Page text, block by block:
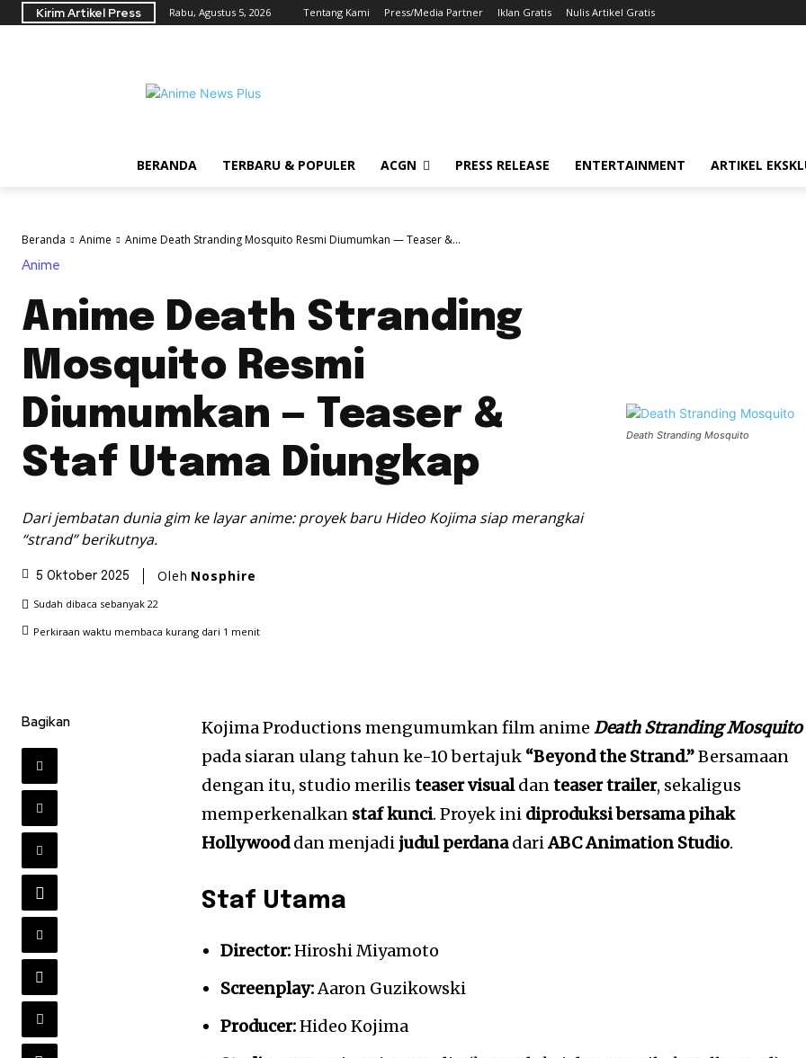
Kirim Artikel Press Rabu, Agustus 5, 2026 Tentang Kami Press/Media Partner Iklan Gratis Nulis Artikel Gratis
BERANDA TERBARU & POPULER ACGN PRESS RELEASE ENTERTAINMENT ARTIKEL
Beranda Anime Anime Death Stranding Mosquito Resmi Diumumkan — Teaser &...
Anime
Anime Death Stranding
Mosquito Resmi
Diumumkan — Teaser &
Staf Utama Diungkap
Dari jembatan dunia gim ke layar anime: proyek baru Hideo Kojima siap merangkai
“strand” berikutnya.
5 Oktober 2025 Oleh Nosphire
Sudah dibaca sebanyak 22
Perkiraan waktu membaca kurang dari 1 menit
Death Stranding Mosquito
Bagikan Kojima Productions mengumumkan film animeDeath Stranding Mosquito
pada siaran ulang tahun ke-10 bertajuk “Beyond the Strand.”Bersamaan
dengan itu, studio merilisteaser visualdanteaser trailer, sekaligus
memperkenalkan staf kunci. Proyek ini diproduksi bersama pihak
Hollywooddan menjadi judul perdanadariABC Animation Studio.
Staf Utama
Director:Hiroshi Miyamoto
Screenplay:Aaron Guzikowski
Producer:Hideo Kojima